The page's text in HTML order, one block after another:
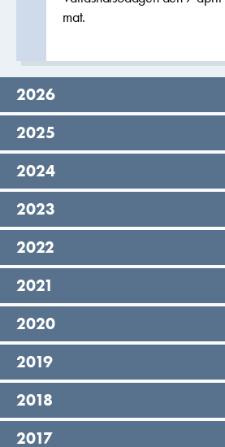
mat.
År,
2026
År,
2025
År,
2024
År,
2023
År,
2022
År,
2021
År,
2020
År,
2019
År,
2018
År,
2017